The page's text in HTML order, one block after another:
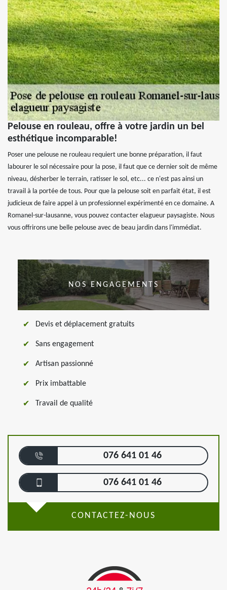
Pelouse en rouleau, offre à votre jardin un bel
esthétique incomparable!
Poser une pelouse ne rouleau requiert une bonne préparation, il faut
labourer le sol nécessaire pour la pose, il faut que ce dernier soit de même
niveau, désherber le terrain, ratisser le sol, etc... ce n'est pas ainsi un
travail à la portée de tous. Pour que la pelouse soit en parfait état, il est
judicieux de faire appel à un professionnel expérimenté en ce domaine. A
Romanel-sur-lausanne, vous pouvez contacter elagueur paysagiste. Nous
vous offrirons une belle pelouse avec de beau jardin dans l'immédiat.
NOS ENGAGEMENTS
Devis et déplacement gratuits
Sans engagement
Artisan passionné
Prix imbattable
Travail de qualité
076 641 01 46
076 641 01 46
CONTACTEZ-NOUS